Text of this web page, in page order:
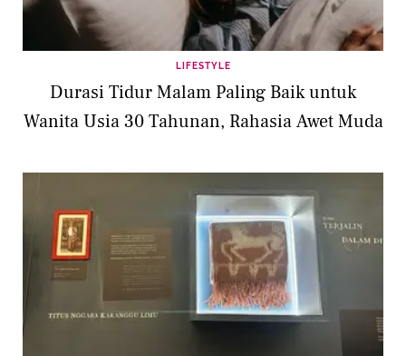
LIFESTYLE
Durasi Tidur Malam Paling Baik untuk
Wanita Usia 30 Tahunan, Rahasia Awet Muda